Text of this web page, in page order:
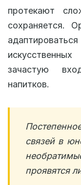
протекают
сохраняется.
зачастую
напитков.
связей в
проявятся